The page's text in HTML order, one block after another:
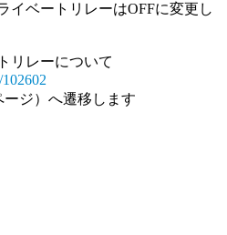
イベートリレーはOFFに変更し
リレーについて
ジ）へ遷移します